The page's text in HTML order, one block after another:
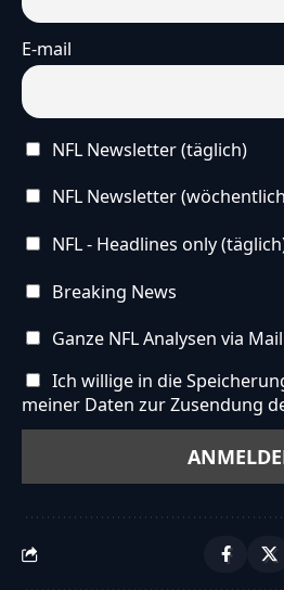
E-mail
NFL Newsletter (täglich)
NFL Newsletter
NFL - Headlines only
Breaking News
Ganze NFL Analysen via Mail
Ich willige in die
meiner Daten zur Zusendung